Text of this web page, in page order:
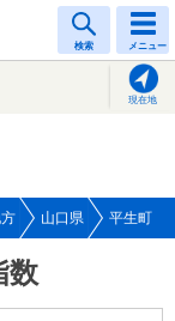
検索 メニュー
現在地
山口県 平生町
数